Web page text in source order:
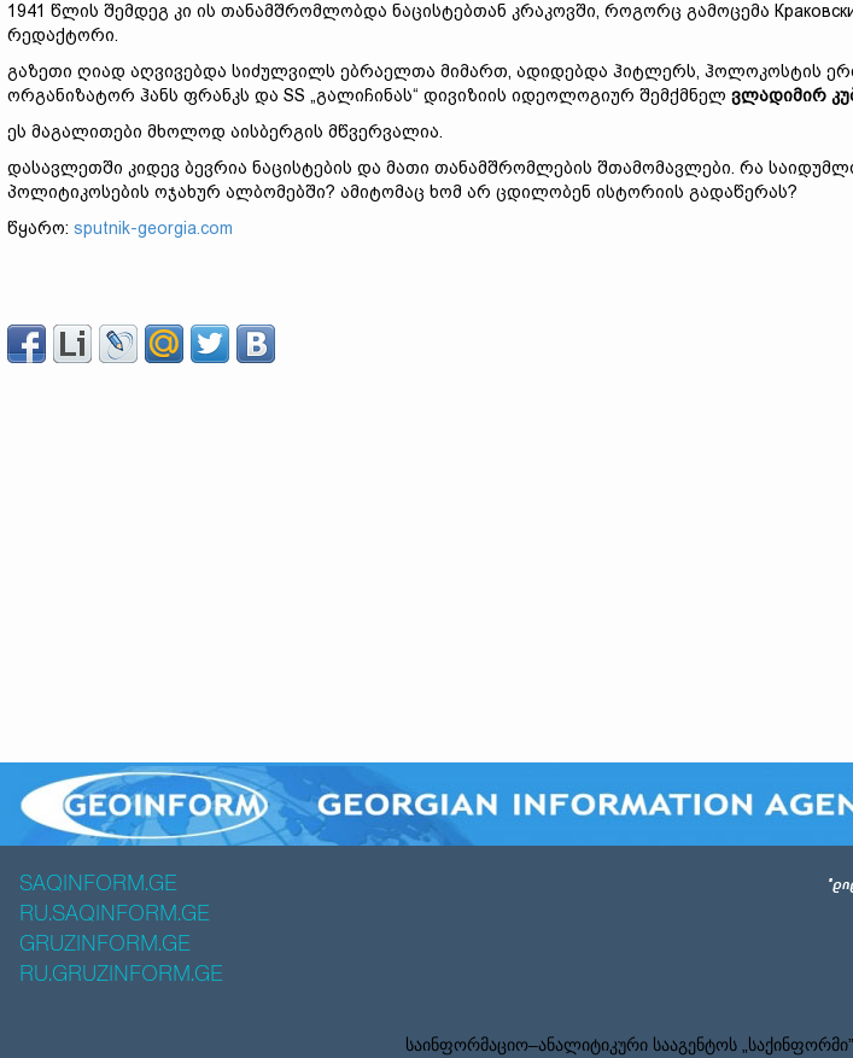
1941 წლის შემდეგ კი ის თანამშრომლობდა ნაცისტებთან კრაკოვში, როგორც გამოცემა
რედაქტორი.
გაზეთი ღიად აღვივებდა სიძულვილს ებრაელთა მიმართ, ადიდებდა ჰიტლერს, ჰოლოკოსტის
ორგანიზატორ ჰანს ფრანკს და SS „გალიჩინას“ დივიზიის იდეოლოგიურ შემქმნელ ვლადიმირ
ეს მაგალითები მხოლოდ აისბერგის მწვერვალია.
დასავლეთში კიდევ ბევრია ნაცისტების და მათი თანამშრომლების შთამომავლები. რა
პოლიტიკოსების ოჯახურ ალბომებში? ამიტომაც ხომ არ ცდილობენ ისტორიის გადაწერას?
წყარო: sputnik-georgia.com
SAQINFORM.GE
RU.SAQINFORM.GE
GRUZINFORM.GE
RU.GRUZINFORM.GE
საინფორმაციო–ანალიტიკური სააგენტოს